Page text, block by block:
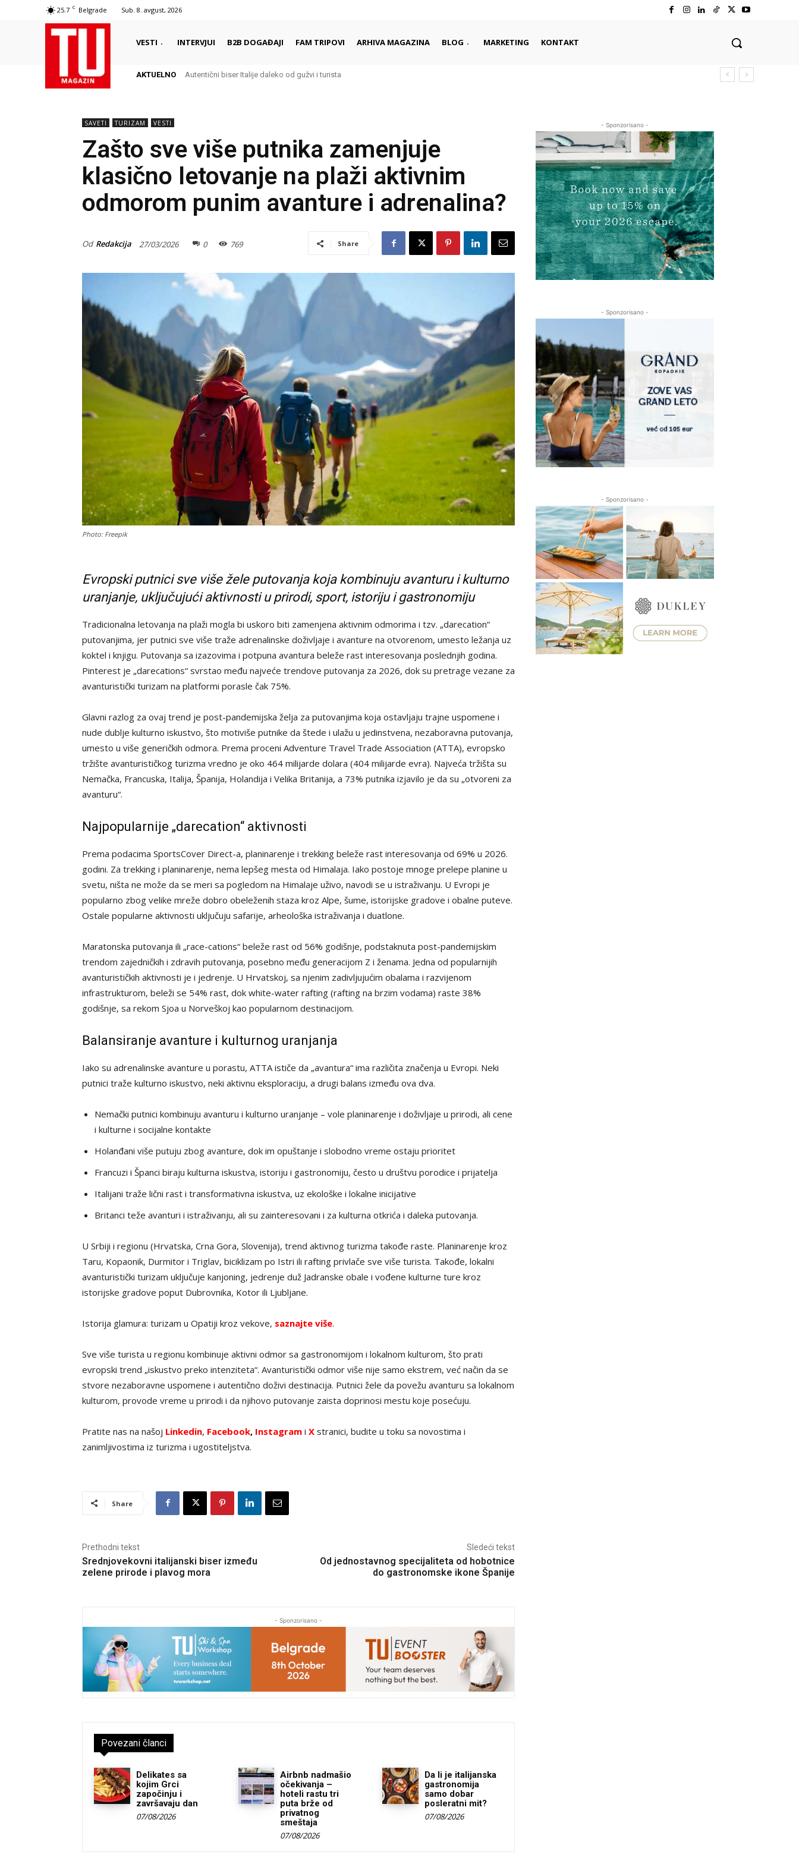
25.7 C Belgrade Sub. 8. avgust, 2026
VESTI INTERVJUI B2B DOGAĐAJI FAM TRIPOVI ARHIVA MAGAZINA BLOG MARKETING KONTAKT
AKTUELNO Autentični biser Italije daleko od gužvi i turista
SAVETI TURIZAM VESTI
Zašto sve više putnika zamenjuje
klasično letovanje na plaži aktivnim
odmorom punim avanture i adrenalina?
Od Redakcija 27/03/2026 0 769 Share
Photo: Freepik
Evropski putnici sve više žele putovanja koja kombinuju avanturu i kulturno
uranjanje, uključujući aktivnosti u prirodi, sport, istoriju i gastronomiju
Tradicionalna letovanja na plaži mogla bi uskoro biti zamenjena aktivnim odmorima i tzv. „darecation“
putovanjima, jer putnici sve više traže adrenalinske doživljaje i avanture na otvorenom, umesto ležanja uz
koktel i knjigu. Putovanja sa izazovima i potpuna avantura beleže rast interesovanja poslednjih godina.
Pinterest je „darecations“ svrstao među najveće trendove putovanja za 2026, dok su pretrage vezane za
avanturistički turizam na platformi porasle čak 75%.
Glavni razlog za ovaj trend je post-pandemijska želja za putovanjima koja ostavljaju trajne uspomene i
nude dublje kulturno iskustvo, što motiviše putnike da štede i ulažu u jedinstvena, nezaboravna putovanja,
umesto u više generičkih odmora. Prema proceni Adventure Travel Trade Association (ATTA), evropsko
tržište avanturističkog turizma vredno je oko 464 milijarde dolara (404 milijarde evra). Najveća tržišta su
Nemačka, Francuska, Italija, Španija, Holandija i Velika Britanija, a 73% putnika izjavilo je da su „otvoreni za
avanturu“.
Najpopularnije „darecation“ aktivnosti
Prema podacima SportsCover Direct-a, planinarenje i trekking beleže rast interesovanja od 69% u 2026.
godini. Za trekking i planinarenje, nema lepšeg mesta od Himalaja. Iako postoje mnoge prelepe planine u
svetu, ništa ne može da se meri sa pogledom na Himalaje uživo, navodi se u istraživanju. U Evropi je
popularno zbog velike mreže dobro obeleženih staza kroz Alpe, šume, istorijske gradove i obalne puteve.
Ostale popularne aktivnosti uključuju safarije, arheološka istraživanja i duatlone.
Maratonska putovanja ili „race-cations“ beleže rast od 56% godišnje, podstaknuta post-pandemijskim
trendom zajedničkih i zdravih putovanja, posebno među generacijom Z i ženama. Jedna od popularnijih
avanturističkih aktivnosti je i jedrenje. U Hrvatskoj, sa njenim zadivljujućim obalama i razvijenom
infrastrukturom, beleži se 54% rast, dok white-water rafting (rafting na brzim vodama) raste 38%
godišnje, sa rekom Sjoa u Norveškoj kao popularnom destinacijom.
Balansiranje avanture i kulturnog uranjanja
Iako su adrenalinske avanture u porastu, ATTA ističe da „avantura“ ima različita značenja u Evropi. Neki
putnici traže kulturno iskustvo, neki aktivnu eksploraciju, a drugi balans između ova dva.
Nemački putnici kombinuju avanturu i kulturno uranjanje – vole planinarenje i doživljaje u prirodi, ali cene
i kulturne i socijalne kontakte
Holanđani više putuju zbog avanture, dok im opuštanje i slobodno vreme ostaju prioritet
Francuzi i Španci biraju kulturna iskustva, istoriju i gastronomiju, često u društvu porodice i prijatelja
Italijani traže lični rast i transformativna iskustva, uz ekološke i lokalne inicijative
Britanci teže avanturi i istraživanju, ali su zainteresovani i za kulturna otkrića i daleka putovanja.
U Srbiji i regionu (Hrvatska, Crna Gora, Slovenija), trend aktivnog turizma takođe raste. Planinarenje kroz
Taru, Kopaonik, Durmitor i Triglav, biciklizam po Istri ili rafting privlače sve više turista. Takođe, lokalni
avanturistički turizam uključuje kanjoning, jedrenje duž Jadranske obale i vođene kulturne ture kroz
istorijske gradove poput Dubrovnika, Kotor ili Ljubljane.
Istorija glamura: turizam u Opatiji kroz vekove, saznajte više.
Sve više turista u regionu kombinuje aktivni odmor sa gastronomijom i lokalnom kulturom, što prati
evropski trend „iskustvo preko intenziteta“. Avanturistički odmor više nije samo ekstrem, već način da se
stvore nezaboravne uspomene i autentično doživi destinacija. Putnici žele da povežu avanturu sa lokalnom
kulturom, provode vreme u prirodi i da njihovo putovanje zaista doprinosi mestu koje posećuju.
Pratite nas na našoj Linkedin, Facebook, Instagram i X stranici, budite u toku sa novostima i
zanimljivostima iz turizma i ugostiteljstva.
Share
Prethodni tekst
Srednjovekovni italijanski biser između
zelene prirode i plavog mora
Sledeći tekst
Od jednostavnog specijaliteta od hobotnice
do gastronomske ikone Španije
- Sponzorisano -
Povezani članci
Delikates sa
kojim Grci
započinju i
završavaju dan
07/08/2026
Airbnb nadmašio
očekivanja –
hoteli rastu tri
puta brže od
privatnog
smeštaja
07/08/2026
Da li je italijanska
gastronomija
samo dobar
posleratni mit?
07/08/2026
- Sponzorisano -
- Sponzorisano -
- Sponzorisano -